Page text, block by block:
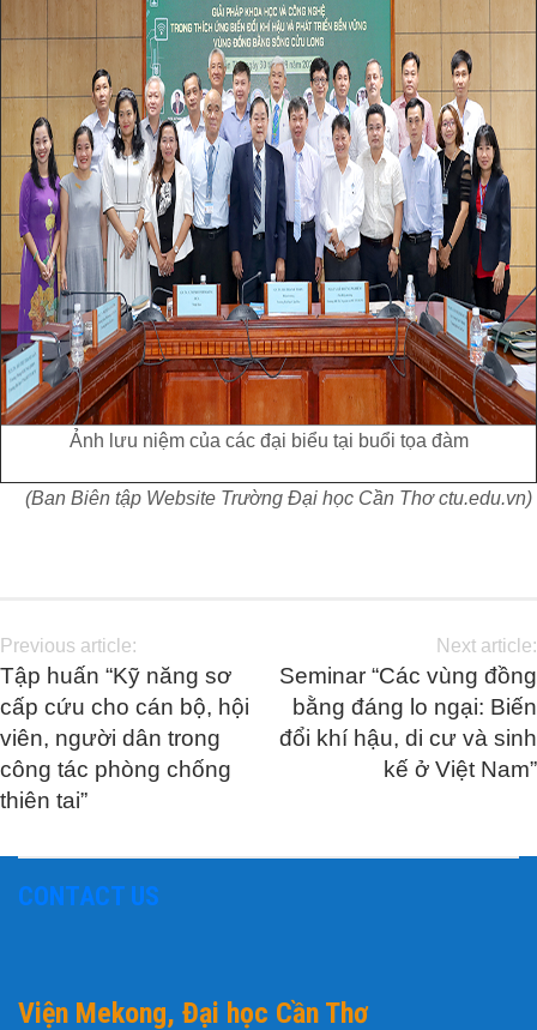
Ảnh lưu niệm của các đại biểu tại buổi tọa đàm
(Ban Biên tập Website Trường Đại học Cần Thơ ctu.edu.vn)
Previous article:
Tập huấn “Kỹ năng sơ
cấp cứu cho cán bộ, hội
viên, người dân trong
công tác phòng chống
thiên tai”
Next article:
Seminar “Các vùng đồng
bằng đáng lo ngại: Biến
đổi khí hậu, di cư và sinh
kế ở Việt Nam”
CONTACT US
Viện Mekong, Đại học Cần Thơ